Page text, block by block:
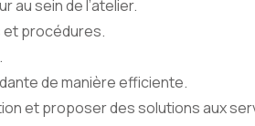
au sein de l’atelier.
procédures.
de manière efficiente.
et proposer des solutions aux